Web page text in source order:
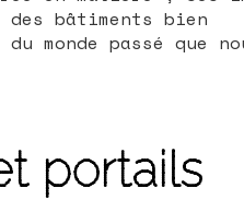
des bâtiments bien
monde passé que
portails